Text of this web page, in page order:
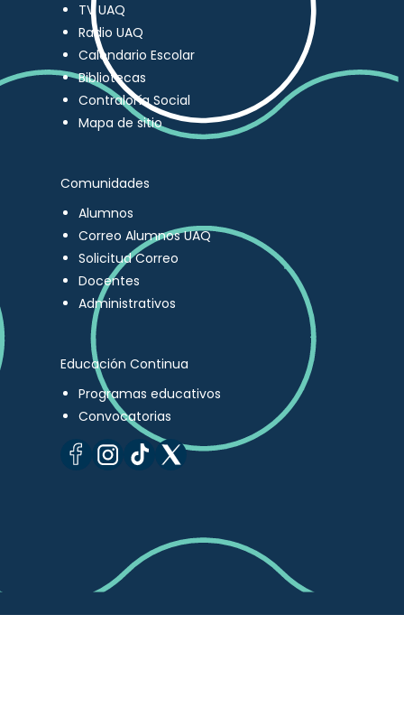
TV UAQ
Radio UAQ
Calendario Escolar
Bibliotecas
Contraloría Social
Mapa de sitio
Comunidades
Alumnos
Correo Alumnos UAQ
Solicitud Correo
Docentes
Administrativos
Educación Continua
Programas educativos
Convocatorias